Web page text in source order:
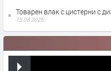
Товарен влак с цистерни с
15.08.2025